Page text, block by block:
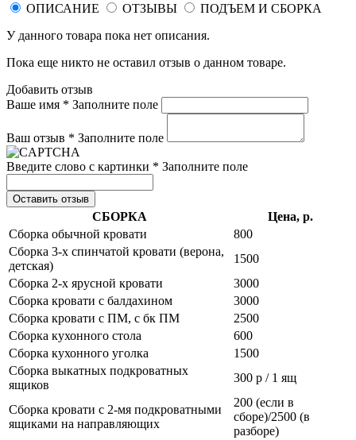
ОПИСАНИЕ
ОТЗЫВЫ
ПОДЪЕМ И СБОРКА
У данного товара пока нет описания.
Пока еще никто не оставил отзыв о данном товаре.
Добавить отзыв
Ваше имя * Заполните поле
Ваш отзыв * Заполните поле
Введите слово с картинки * Заполните поле
Оставить отзыв
СБОРКА
Цена, р.
Сборка обычной кровати
800
Сборка 3-х спинчатой кровати (верона,
детская)
1500
Сборка 2-х ярусной кровати
3000
Сборка кровати с балдахином
3000
Сборка кровати с ПМ, с бк ПМ
2500
Сборка кухонного стола
600
Сборка кухонного уголка
1500
Сборка выкатных подкроватных
ящиков
300 р / 1 ящ
Сборка кровати с 2-мя подкроватными
ящиками на направляющих
200 (если в
сборе)/2500 (в
разборе)